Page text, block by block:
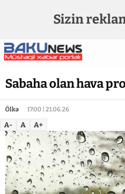
Sizin
Sabaha olan hava
Ölkə 17:00 | 21.06.26
A- A A+